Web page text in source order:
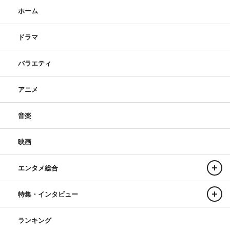
ホーム
ドラマ
バラエティ
アニメ
音楽
映画
エンタメ総合
特集・インタビュー
ランキング